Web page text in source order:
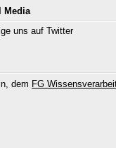
Media
uns auf Twitter
dem FG